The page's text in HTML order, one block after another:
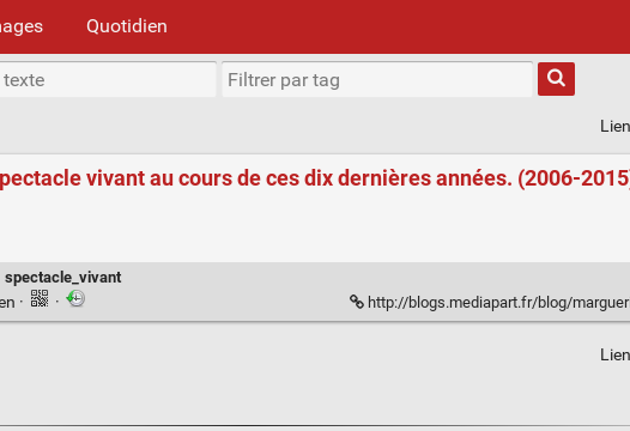
Quotidien
vivant au cours de ces dix dernières années. (2006-
spectacle_vivant
· · http://blogs.mediapart.fr/blog/marguerin-jean-francois/210915/l-evolution-